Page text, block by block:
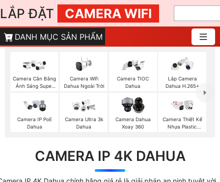
LẮP ĐẶT CAMERA WIFI
DANH MỤC SẢN PHẨM
Camera Cân Bằng
Ánh Sáng Super
Camera Wifi
Dahua Ngoài Trời
Camera TIOC
Dahua
Lắp Camera
Dahua H.265+
Camera IP PoE
Dahua
Camera Ultra 3k
Dahua
Camera Dahua
Xoay 360
Camera Thiết Kế
Nhựa Plastic
CAMERA IP 4K DAHUA